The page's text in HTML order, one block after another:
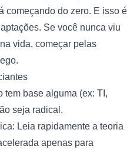
começando do zero. E isso é
Se você nunca viu
vida, começar pelas
tem base alguma (ex: TI,
seja radical.
Leia rapidamente a teoria
apenas para